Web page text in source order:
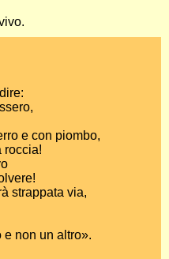
e con piombo,
roccia!
strappata via,
non un altro».